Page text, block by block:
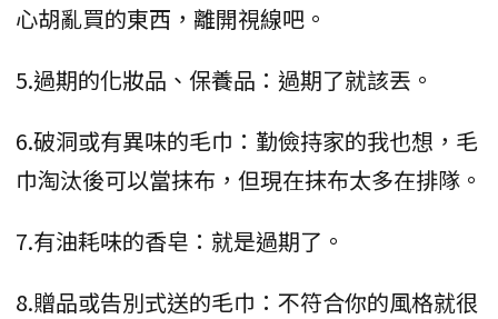
心胡亂買的東西，離開視線吧。
5.過期的化妝品、保養品：過期了就該丟。
6.破洞或有異味的毛巾：勤儉持家的我也想，毛
巾淘汰後可以當抹布，但現在抹布太多在排隊。
7.有油耗味的香皂：就是過期了。
8.贈品或告別式送的毛巾：不符合你的風格就很